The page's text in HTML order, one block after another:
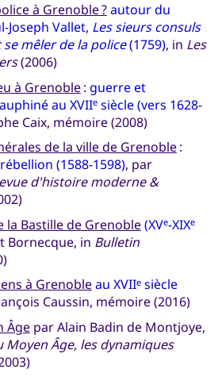
à Grenoble ?autour du
Joseph Vallet, Les sieurs consuls
mêler de la police(1759), in Les
(2006)
à Grenoble: guerre et
au XVIIesiècle (vers 1628-
Caix, mémoire (2008)
de la ville de Grenoble:
(1588-1598), par
d'histoire moderne &
Bastille de Grenoble(XVe-XIXe
Bornecque, in Bulletin
à Grenobleau XVIIesiècle
Caussin, mémoire (2016)
Âgepar Alain Badin de Montjoye,
Moyen Âge, les dynamiques